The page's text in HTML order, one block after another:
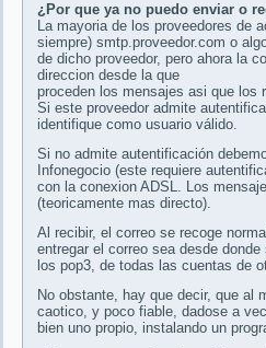
¿Por que ya no puedo enviar o
La mayoria de los proveedores de
siempre) smtp.proveedor.com o
de dicho proveedor, pero ahora la
direccion desde la que
proceden los mensajes asi que los
Si este proveedor admite
identifique como usuario válido.
Si no admite autentificación
Infonegocio (este requiere
con la conexion ADSL. Los
(teoricamente mas directo).
Al recibir, el correo se recoge
entregar el correo sea desde
los pop3, de todas las cuentas de
No obstante, hay que decir, que al
caotico, y poco fiable, dadose a
bien uno propio, instalando un